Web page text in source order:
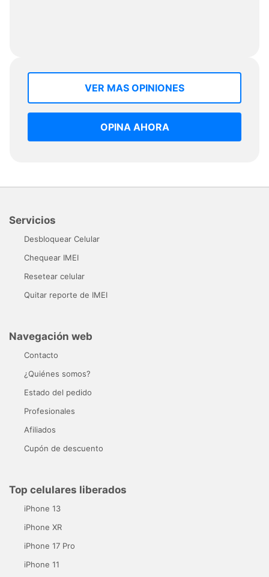
VER MAS OPINIONES
OPINA AHORA
Servicios
Desbloquear Celular
Chequear IMEI
Resetear celular
Quitar reporte de IMEI
Navegación web
Contacto
¿Quiénes somos?
Estado del pedido
Profesionales
Afiliados
Cupón de descuento
Top celulares liberados
iPhone 13
iPhone XR
iPhone 17 Pro
iPhone 11